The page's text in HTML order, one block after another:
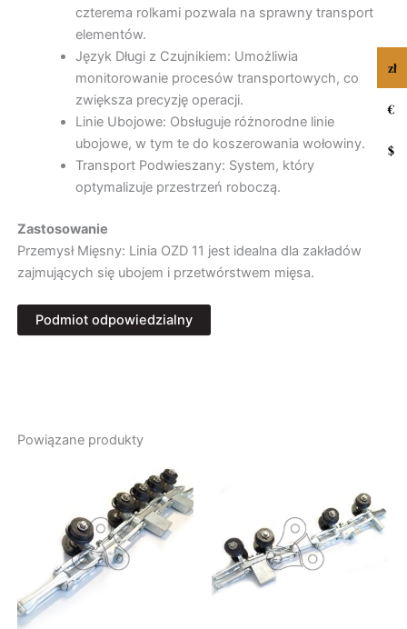
czterema rolkami pozwala na sprawny transport
elementów.
Język Długi z Czujnikiem: Umożliwia
monitorowanie procesów transportowych, co
zwiększa precyzję operacji.
Linie Ubojowe: Obsługuje różnorodne linie
ubojowe, w tym te do koszerowania wołowiny.
Transport Podwieszany: System, który
optymalizuje przestrzeń roboczą.
Zastosowanie
Przemysł Mięsny: Linia OZD 11 jest idealna dla zakładów
zajmujących się ubojem i przetwórstwem mięsa.
Podmiot odpowiedzialny
57-300 Kłodzko, Polska
Osoba odpowiedzialna
Paweł Ozdowski
Zajęcza 4H
57-300 Kłodzko, Polska
administrator@fhuozdowski.pl
Powiązane produkty
zł
€
$